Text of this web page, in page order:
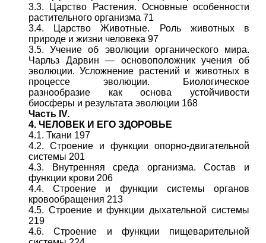
3.3. Царство Растения. Основные особенности
растительного организма 71
3.4. Царство Животные. Роль животных в
природе и жизни человека 97
3.5. Учение об эволюции органического мира.
Чарльз Дарвин — основоположник учения об
эволюции. Усложнение растений и животных в
процессе эволюции. Биологическое
разнообразие как основа устойчивости
биосферы и результата эволюции 168
Часть IV.
4. ЧЕЛОВЕК И ЕГО ЗДОРОВЬЕ
4.1. Ткани 197
4.2. Строение и функции опорно-двигательной
системы 201
4.3. Внутренняя среда организма. Состав и
функции крови 206
4.4. Строение и функции системы органов
кровообращения 213
4.5. Строение и функции дыхательной системы
219
4.6. Строение и функции пищеварительной